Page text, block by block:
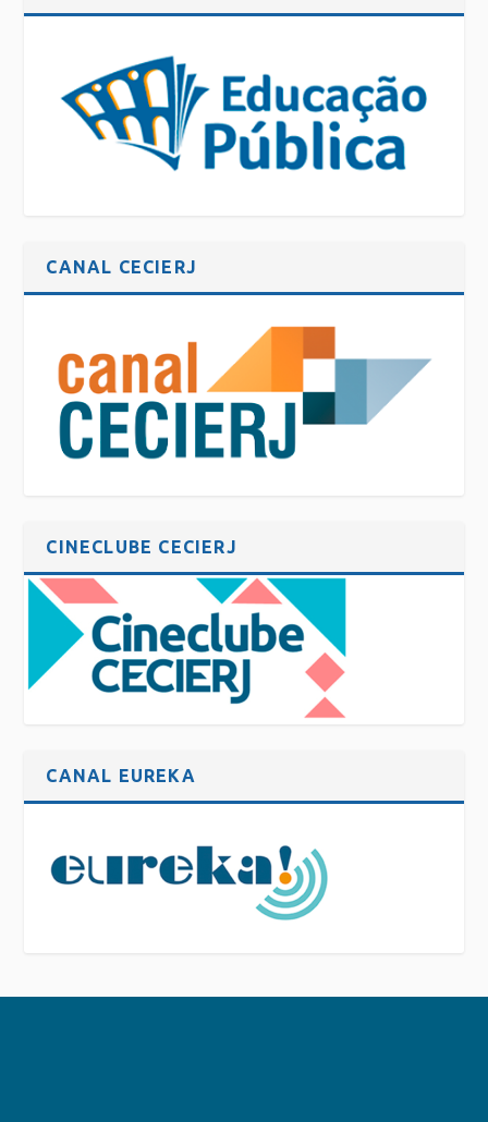
CANAL CECIERJ
CINECLUBE CECIERJ
CANAL EUREKA